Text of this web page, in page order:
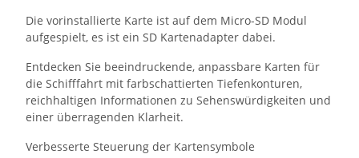
Die vorinstallierte Karte ist auf dem Micro-SD Modul
aufgespielt, es ist ein SD Kartenadapter dabei.
Entdecken Sie beeindruckende, anpassbare Karten für
die Schifffahrt mit farbschattierten Tiefenkonturen,
reichhaltigen Informationen zu Sehenswürdigkeiten und
einer überragenden Klarheit.
Verbesserte Steuerung der Kartensymbole